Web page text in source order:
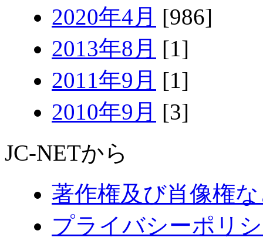
2020年4月 [986]
2013年8月 [1]
2011年9月 [1]
2010年9月 [3]
JC-NETから
著作権及び肖像権
プライバシーポリ